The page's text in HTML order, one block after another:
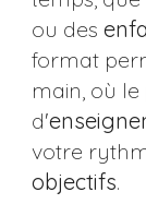
ou des
format
main, où le
d'
votre
objectifs.